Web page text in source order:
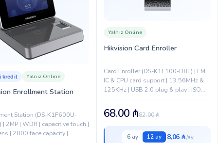
Enrollment Station
kredit Yalnız Online
Station (DS-K1F600U-
| 2MP | WDR | capacitive touch |
| 2000 face capacity |
Hikvision Card Enroller
Yalnız Online
Card Enroller (DS-K1F100-D8E) | EM,
IC & CPU card support | 13.56MHz &
125KHz | USB 2.0 plug & play | ISO
82.00₼
68.00 ₼
6 ay 12 ay 8,06 ₼